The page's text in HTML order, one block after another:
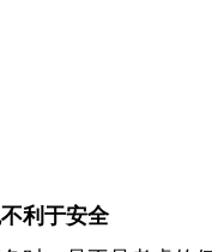
利于安全